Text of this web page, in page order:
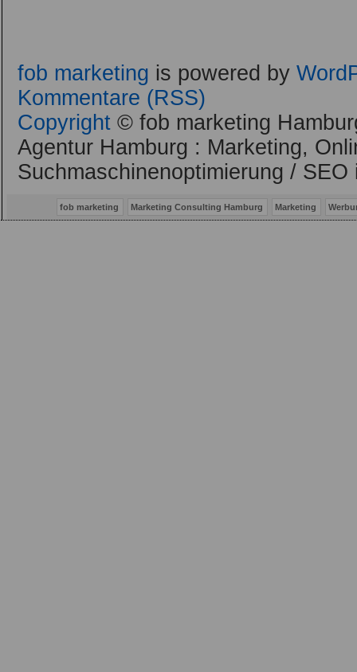
fob marketing is powered by
Kommentare (RSS)
Copyright © fob marketing
Agentur Hamburg : Marketing,
Suchmaschinenoptimierung / SEO
fob marketing Marketing Consulting Hamburg Marketing